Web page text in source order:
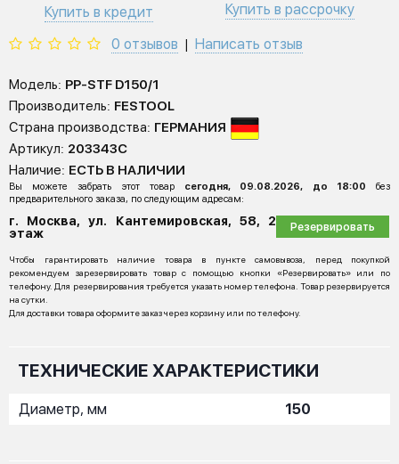
Купить в кредит Купить в рассрочку
0 отзывов Написать отзыв
Модель: PP-STF D150/1
Производитель: FESTOOL
Страна производства: ГЕРМАНИЯ
Артикул: 203343C
Наличие: ЕСТЬ В НАЛИЧИИ
Вы можете забрать этот товар сегодня, 09.08.2026, до 18:00
без
предварительного заказа, по следующим адресам:
г. Москва, ул. Кантемировская, 58, 2
этаж
Резервировать
Чтобы гарантировать наличие товара в пункте самовывоза, перед покупкой
рекомендуем зарезервировать товар с помощью кнопки «Резервировать» или по
телефону. Для резервирования требуется указать номер телефона. Товар резервируется
на сутки.
Для доставки товара оформите заказ через корзину или по телефону.
ТЕХНИЧЕСКИЕ ХАРАКТЕРИСТИКИ
Диаметр, мм 150